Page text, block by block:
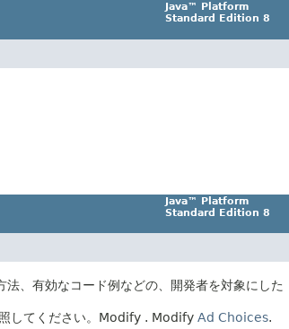
Java™ Platform
Standard Edition 8
Java™ Platform
Standard Edition 8
、有効なコード例などの、開発者を対象にした
してください。 Modify . Modify Ad Choices.